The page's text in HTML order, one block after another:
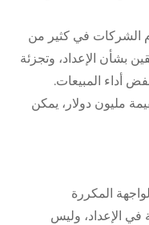
الشركات في كثير من
بشأن الإعداد، وتجزئة
مليون دولار، يمكن
المكررة
في الإعداد، وليس